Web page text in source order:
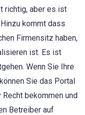
richtig, aber es ist
kommt dass
Firmensitz haben,
ist. Es ist
Wenn Sie Ihre
Sie das Portal
bekommen und
Betreiber auf